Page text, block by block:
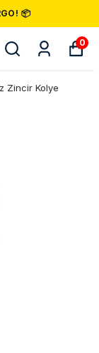
📦
0
Zincir Kolye